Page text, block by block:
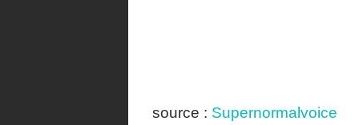
source : Supernormalvoice